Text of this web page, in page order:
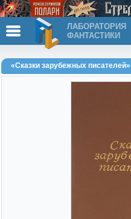
ЛАБОРАТОРИЯ
ФАНТАСТИКИ
«Сказки зарубежных писателей»